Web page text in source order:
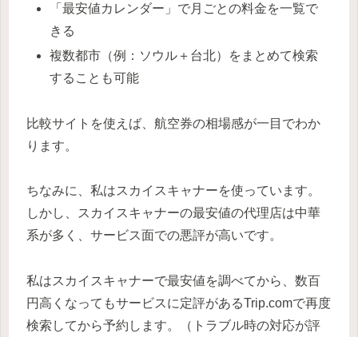
「最安値カレンダー」で月ごとの料金を一覧で
きる
複数都市（例：ソウル＋台北）をまとめて検索
することも可能
比較サイトを使えば、航空券の相場感が一目でわか
ります。
ちなみに、私はスカイスキャナーを使っています。
しかし、スカイスキャナーの最安値の代理店は中華
系が多く、サービス面での悪評が高いです。
私はスカイスキャナーで最安値を調べてから、数百
円高くなってもサービスに定評があるTrip.comで再度
検索してから予約します。（トラブル時の対応が評